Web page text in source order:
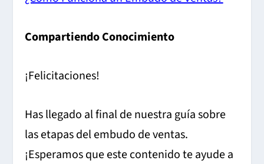
Compartiendo Conocimiento
¡Felicitaciones!
Has llegado al final de nuestra guía sobre
las etapas del embudo de ventas.
¡Esperamos que este contenido te ayude a